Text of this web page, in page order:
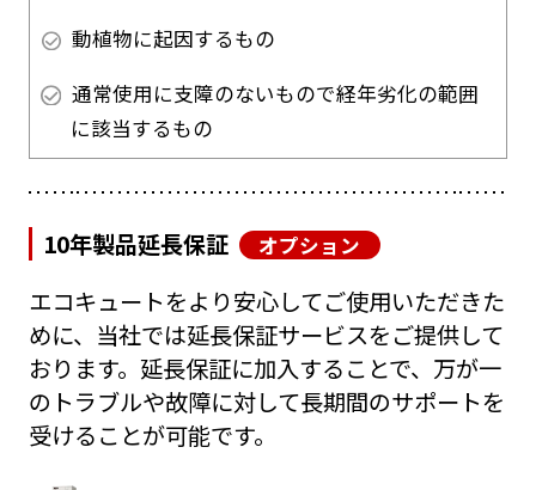
動植物に起因するもの
通常使用に支障のないもので経年劣化の範囲
に該当するもの
10年製品延長保証 オプション
エコキュートをより安心してご使用いただきた
めに、当社では延長保証サービスをご提供して
おります。延長保証に加入することで、万が一
のトラブルや故障に対して長期間のサポートを
受けることが可能です。